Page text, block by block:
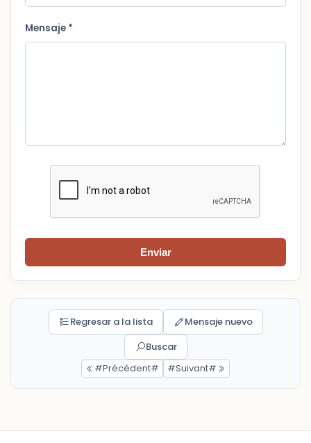
Mensaje *
Enviar
Regresar a la lista
Mensaje nuevo
Buscar
#Précédent#
#Suivant#